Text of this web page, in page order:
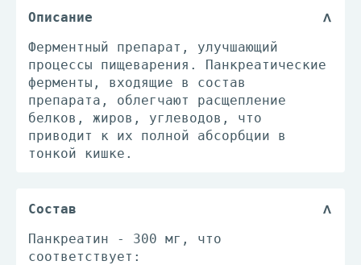
Описание
Ферментный препарат, улучшающий
процессы пищеварения. Панкреатические
ферменты, входящие в состав
препарата, облегчают расщепление
белков, жиров, углеводов, что
приводит к их полной абсорбции в
тонкой кишке.
Состав
Панкреатин - 300 мг, что
соответствует: